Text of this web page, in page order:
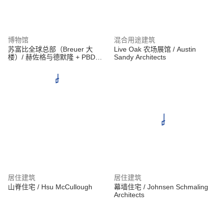
博物馆
苏富比全球总部（Breuer 大
楼）/ 赫佐格与德默隆 + PBDW
混合用途建筑
Live Oak 农场展馆 / Austin
Sandy Architects
居住建筑
山脊住宅 / Hsu McCullough
居住建筑
幕墙住宅 / Johnsen Schmaling
Architects